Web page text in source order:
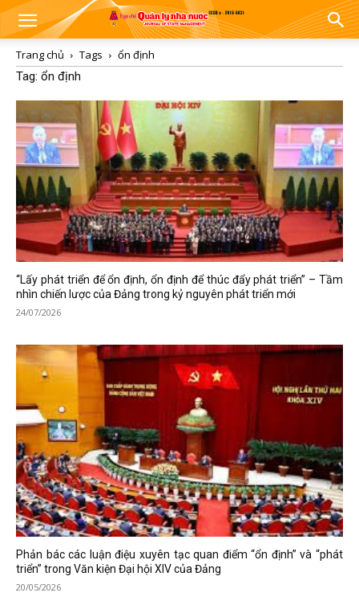
Trang chủ Tags
ổn định
Tag: ổn định
“Lấy phát triển để ổn định, ổn định để thúc đẩy phát triển” – Tầm
nhìn chiến lược của Đảng trong kỷ nguyên phát triển mới
24/07/2026
Phản bác các luận điệu xuyên tạc quan điểm “ổn định” và “phát
triển” trong Văn kiện Đại hội XIV của Đảng
20/05/2026